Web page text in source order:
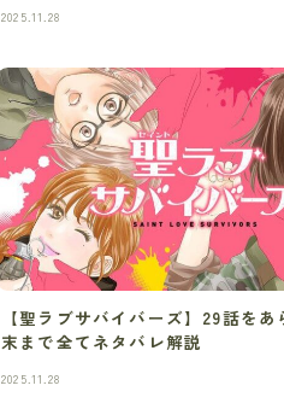
2025.11.28
【聖ラブサバイバーズ】29話を
末まで全てネタバレ解説
2025.11.28